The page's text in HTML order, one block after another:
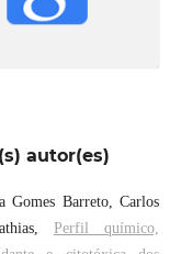
autor(es)
Gomes Barreto, Carlos
Perfil químico,